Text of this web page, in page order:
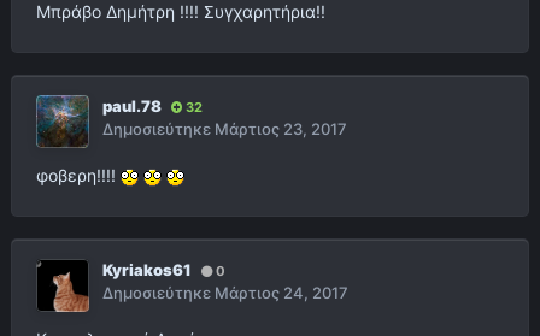
Μπράβο Δημήτρη !!!! Συγχαρητήρια!!
paul.78 32
Δημοσιεύτηκε Μάρτιος 23, 2017
φοβερη!!!!
Kyriakos61 0
Δημοσιεύτηκε Μάρτιος 24, 2017